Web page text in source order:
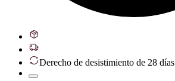
Derecho de desistimiento de 28 días